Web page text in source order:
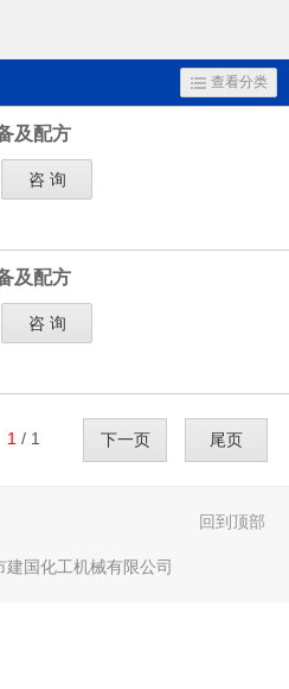
查看分类
及配方
咨 询
及配方
咨 询
1 / 1 下一页 尾页
回到顶部
建国化工机械有限公司